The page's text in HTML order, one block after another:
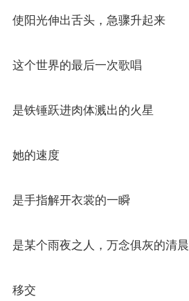
使阳光伸出舌头，急骤升起来
这个世界的最后一次歌唱
是铁锤跃进肉体溅出的火星
她的速度
是手指解开衣裳的一瞬
是某个雨夜之人，万念俱灰的清晨
移交